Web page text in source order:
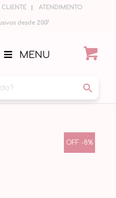
CLIENTE ATENDIMENTO
desde 2007
MENU
OFF -8%